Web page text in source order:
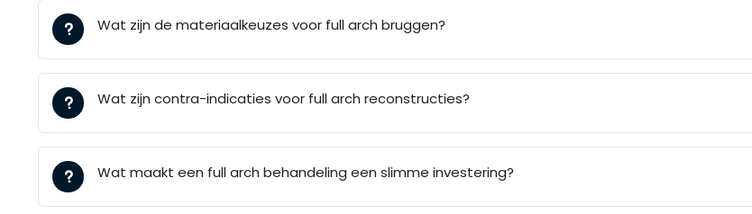
Wat zijn de materiaalkeuzes voor full arch bruggen?
Wat zijn contra-indicaties voor full arch reconstructies?
Wat maakt een full arch behandeling een slimme investering?